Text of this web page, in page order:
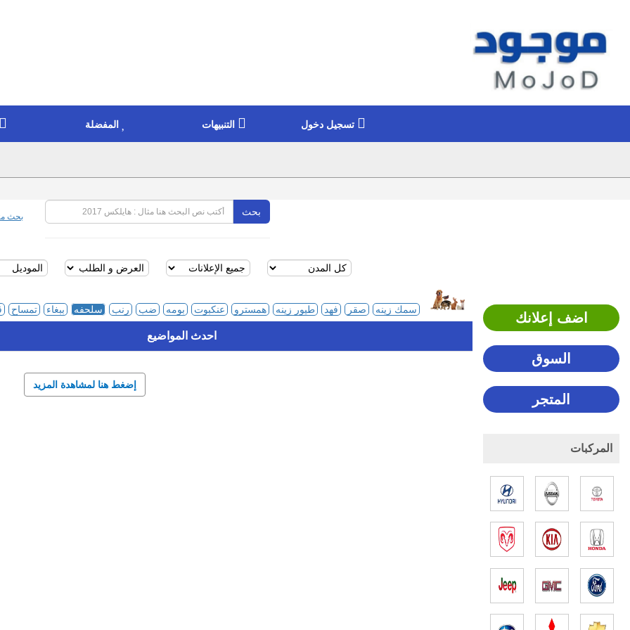
تسجيل دخول التنبيهات المفضلة
بحث بحث
اضف إعلانك
السوق
المتجر
المركبات
سمك زينه صقر فهد طيور زينه همسترو عنكبوت بومه ضب رنب سلحفه ببغاء تمساح
احدث المواضيع
إضغط هنا لمشاهدة المزيد